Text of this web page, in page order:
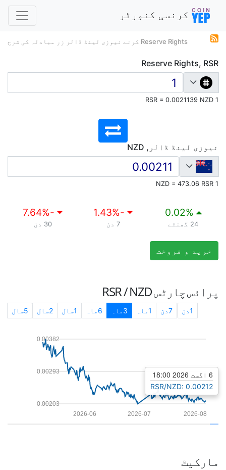
کرنسی کنورٹر
Reserve Rights کرنے نیوزی لینڈ ڈالر زر مبادلہ کی شرح
Reserve Rights, RSR
1 RSR = 0.0021139 NZD
نیوزی لینڈ ڈالر, NZD
1 NZD = 473.06 RSR
0.02%
24 گھنٹے
-1.43
%
7 دن
-7.64
%
30 دن
خرید و فروخت
پرائس چارٹسRSR / NZD
1دن 7دن 1ماہ 3ماہ 6ماہ 1سال 2سال 5سال
0.00203
0.00293
0.00382
2026-08
2026-07
2026-06
6 اگست 2026 18:00
RSR/NZD: 0.00212
مارکیٹ